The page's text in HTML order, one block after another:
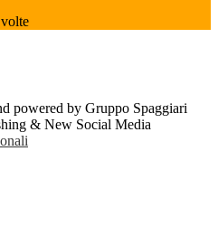
volte
powered by Gruppo Spaggiari
& New Social Media